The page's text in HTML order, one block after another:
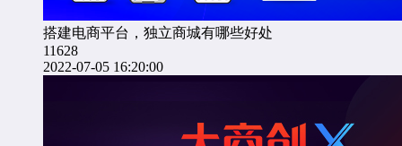
搭建电商平台，独立商城有哪些好处
11628
2022-07-05 16:20:00